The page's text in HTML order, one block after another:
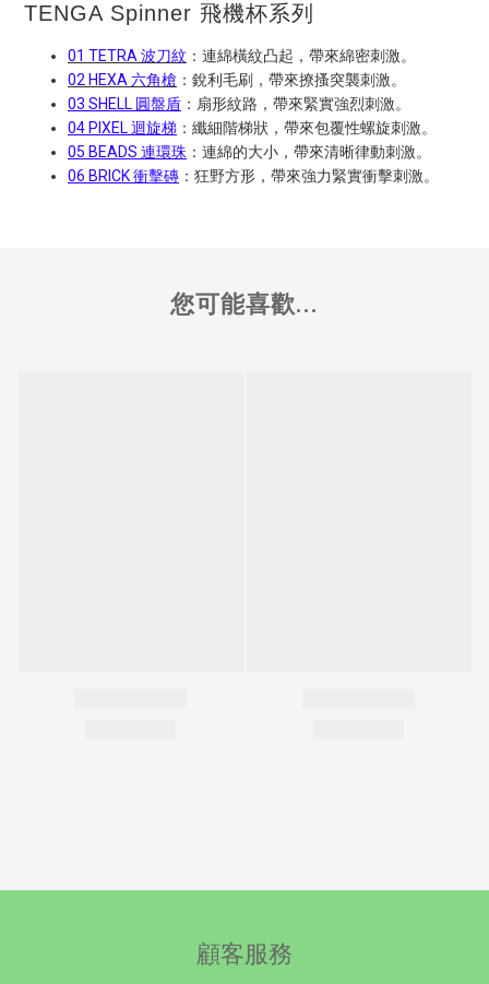
TENGA Spinner 飛機杯系列
01 TETRA 波刀紋 ：連綿橫紋凸起，帶來綿密刺激。
02 HEXA 六角槍 ：銳利毛刷，帶來撩搔突襲刺激。
03 SHELL 圓盤盾 ：扇形紋路，帶來緊實強烈刺激。
04 PIXEL 迴旋梯 ：纖細階梯狀，帶來包覆性螺旋刺激。
05 BEADS 連環珠 ：連綿的大小，帶來清晰律動刺激。
06 BRICK 衝擊磚 ：狂野方形，帶來強力緊實衝擊刺激。
您可能喜歡...
顧客服務